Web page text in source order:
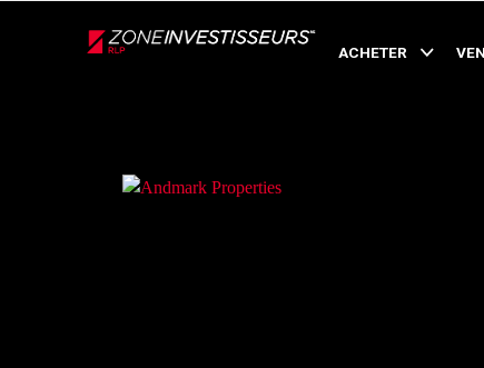
ACHETER
Retour